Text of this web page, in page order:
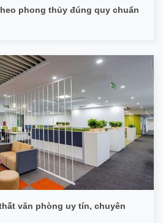
phong thủy đúng quy chuẩn
văn phòng uy tín, chuyên